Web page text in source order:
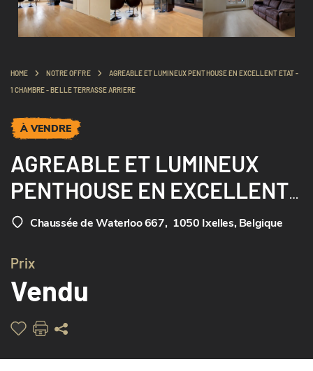
HOME NOTRE OFFRE
AGREABLE ET LUMINEUX PENTHOUSE EN EXCELLENT ETAT -
1 CHAMBRE - BELLE TERRASSE ARRIERE
À VENDRE
AGREABLE ET LUMINEUX
PENTHOUSE EN EXCELLENT
ETAT - 1 CHAMBRE - BELLE
Chaussée de Waterloo 667, 1050 Ixelles, Belgique
Prix
Vendu